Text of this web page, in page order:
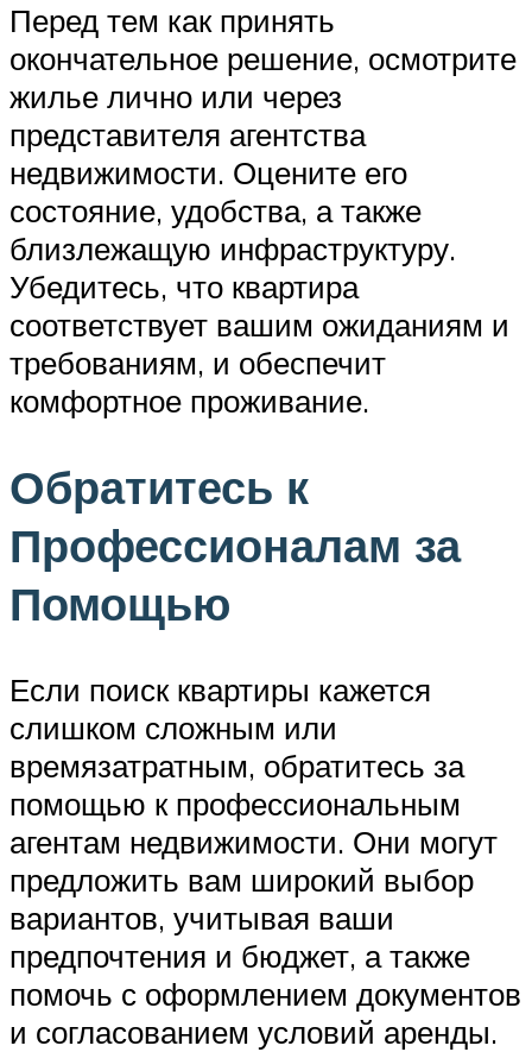
Перед тем как принять
окончательное решение, осмотрите
жилье лично или через
представителя агентства
недвижимости. Оцените его
состояние, удобства, а также
близлежащую инфраструктуру.
Убедитесь, что квартира
соответствует вашим ожиданиям и
требованиям, и обеспечит
комфортное проживание.
Обратитесь к
Профессионалам за
Помощью
Если поиск квартиры кажется
слишком сложным или
времязатратным, обратитесь за
помощью к профессиональным
агентам недвижимости. Они могут
предложить вам широкий выбор
вариантов, учитывая ваши
предпочтения и бюджет, а также
помочь с оформлением документов
и согласованием условий аренды.